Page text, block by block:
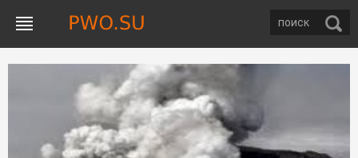
Природа / Туризм / Новости